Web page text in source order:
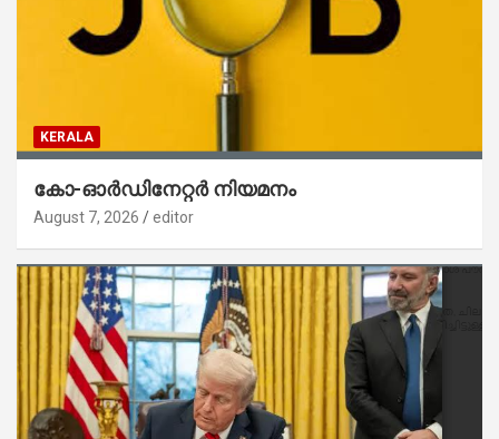
KERALA
കോ-ഓർഡിനേറ്റർ നിയമനം
August 7, 2026 editor